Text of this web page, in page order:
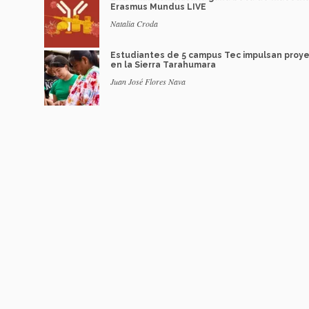
Erasmus Mundus LIVE
Natalia Croda
Estudiantes de 5 campus Tec impulsan
en la Sierra Tarahumara
Juan José Flores Nava